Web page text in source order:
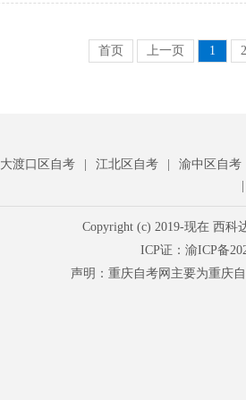
首页 上一页 1 2
大渡口区自考 江北区自考
渝中区自考
Copyright (c) 2019-现在 西
ICP证： 渝ICP备
声明：重庆自考网主要为重庆